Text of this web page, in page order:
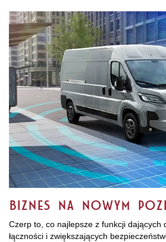
Biznes na nowym
Czerp to, co najlepsze z funkcji dających
łączności i zwiększających